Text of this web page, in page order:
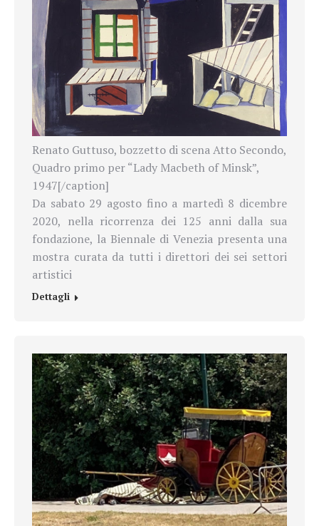
Renato Guttuso, bozzetto di scena Atto Secondo,
Quadro primo per “Lady Macbeth of Minsk”,
1947[/caption]
Da sabato 29 agosto fino a martedì 8 dicembre
2020, nella ricorrenza dei 125 anni dalla sua
fondazione, la Biennale di Venezia presenta una
mostra curata da tutti i direttori dei sei settori
artistici
Dettagli